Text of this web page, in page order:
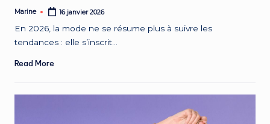
Posted
Marine 16 janvier 2026
En 2026, la mode ne se résume plus à suivre les
tendances : elle s’inscrit…
Read More